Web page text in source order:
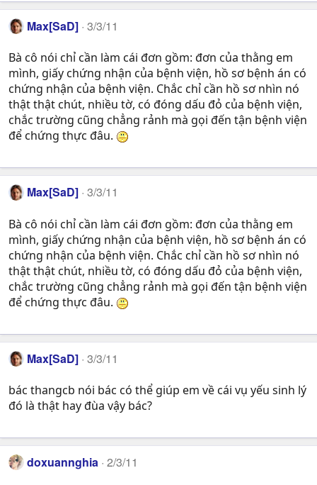
Max[SaD] 3/3/11
Bà cô nói chỉ cần làm cái đơn gồm: đơn của thằng em
mình, giấy chứng nhận của bệnh viện, hồ sơ bệnh án có
chứng nhận của bệnh viện. Chắc chỉ cần hồ sơ nhìn nó
thật thật chút, nhiều tờ, có đóng dấu đỏ của bệnh viện,
chắc trường cũng chẳng rảnh mà gọi đến tận bệnh viện
để chứng thực đâu.
Max[SaD] 3/3/11
Bà cô nói chỉ cần làm cái đơn gồm: đơn của thằng em
mình, giấy chứng nhận của bệnh viện, hồ sơ bệnh án có
chứng nhận của bệnh viện. Chắc chỉ cần hồ sơ nhìn nó
thật thật chút, nhiều tờ, có đóng dấu đỏ của bệnh viện,
chắc trường cũng chẳng rảnh mà gọi đến tận bệnh viện
để chứng thực đâu.
Max[SaD] 3/3/11
bác thangcb nói bác có thể giúp em về cái vụ yếu sinh lý
đó là thật hay đùa vậy bác?
doxuannghia 2/3/11